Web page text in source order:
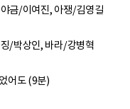
금/이여진, 아쟁/김영길
/박상인, 바라/강병혁
어도 (9분)